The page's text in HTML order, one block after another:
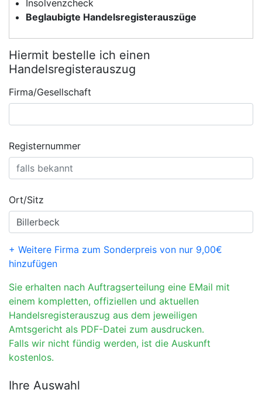
Insolvenzcheck
Beglaubigte Handelsregisterauszüge
Hiermit bestelle ich einen
Handelsregisterauszug
Firma/Gesellschaft
Registernummer
Ort/Sitz
+ Weitere Firma zum Sonderpreis von nur 9,00€
hinzufügen
Sie erhalten nach Auftragserteilung eine EMail mit
einem kompletten, offiziellen und aktuellen
Handelsregisterauszug aus dem jeweiligen
Amtsgericht als PDF-Datei zum ausdrucken.
Falls wir nicht fündig werden, ist die Auskunft
kostenlos.
Ihre Auswahl